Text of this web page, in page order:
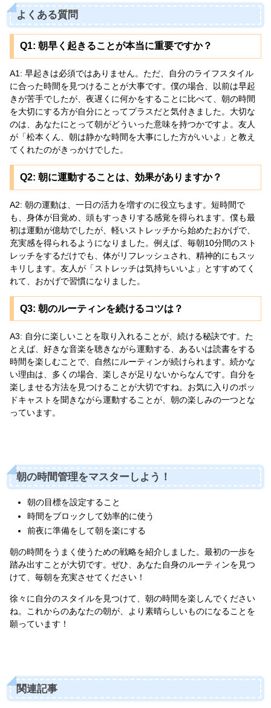
よくある質問
Q1: 朝早く起きることが本当に重要ですか？
A1: 早起きは必須ではありません。ただ、自分のライフスタイル
に合った時間を見つけることが大事です。僕の場合、以前は早起
きが苦手でしたが、夜遅くに何かをすることに比べて、朝の時間
を大切にする方が自分にとってプラスだと気付きました。大切な
のは、あなたにとって朝がどういった意味を持つかですよ。友人
が「松本くん、朝は静かな時間を大事にした方がいいよ」と教え
てくれたのがきっかけでした。
Q2: 朝に運動することは、効果がありますか？
A2: 朝の運動は、一日の活力を増すのに役立ちます。短時間で
も、身体が目覚め、頭もすっきりする感覚を得られます。僕も最
初は運動が億劫でしたが、軽いストレッチから始めたおかげで、
充実感を得られるようになりました。例えば、毎朝10分間のスト
レッチをするだけでも、体がリフレッシュされ、精神的にもスッ
キリします。友人が「ストレッチは気持ちいいよ」とすすめてく
れて、おかげで習慣になりました。
Q3: 朝のルーティンを続けるコツは？
A3: 自分に楽しいことを取り入れることが、続ける秘訣です。た
とえば、好きな音楽を聴きながら運動する、あるいは読書をする
時間を楽しむことで、自然にルーティンが続けられます。続かな
い理由は、多くの場合、楽しさが足りないからなんです。自分を
楽しませる方法を見つけることが大切ですね。お気に入りのポッ
ドキャストを聞きながら運動することが、朝の楽しみの一つとな
っています。
朝の時間管理をマスターしよう！
朝の目標を設定すること
時間をブロックして効率的に使う
前夜に準備をして朝を楽にする
朝の時間をうまく使うための戦略を紹介しました。最初の一歩を
踏み出すことが大切です。ぜひ、あなた自身のルーティンを見つ
けて、毎朝を充実させてください！
徐々に自分のスタイルを見つけて、朝の時間を楽しんでください
ね。これからのあなたの朝が、より素晴らしいものになることを
願っています！
関連記事